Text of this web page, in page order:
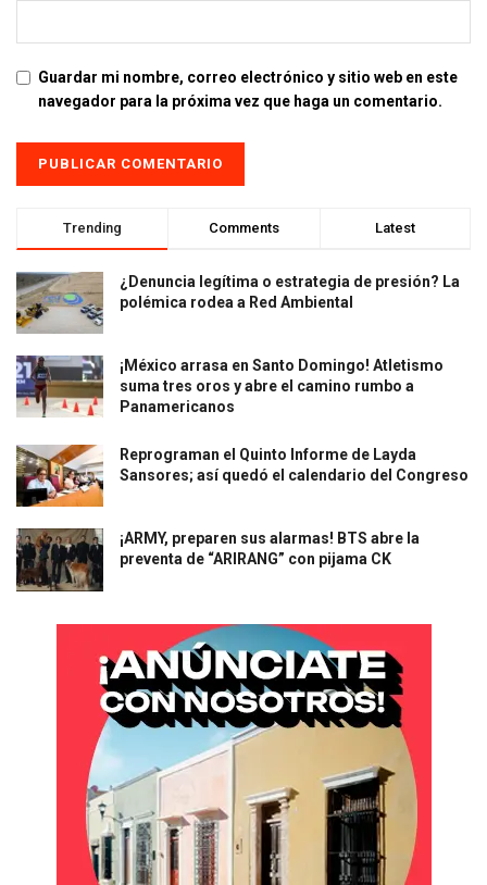
Guardar mi nombre, correo electrónico y sitio web en este
navegador para la próxima vez que haga un comentario.
Trending Comments Latest
¿Denuncia legítima o estrategia de presión? La
polémica rodea a Red Ambiental
¡México arrasa en Santo Domingo! Atletismo
suma tres oros y abre el camino rumbo a
Panamericanos
Reprograman el Quinto Informe de Layda
Sansores; así quedó el calendario del Congreso
¡ARMY, preparen sus alarmas! BTS abre la
preventa de “ARIRANG” con pijama CK